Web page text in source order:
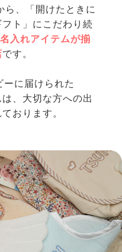
ら、「開けたときに
ト」にこだわり続
入れアイテムが揃
です。
に届けられた
、大切な方への出
おります。